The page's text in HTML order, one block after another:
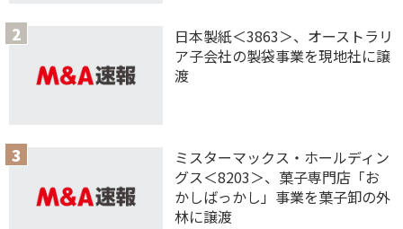
日本製紙＜3863＞、オーストラリ
ア子会社の製袋事業を現地社に譲
渡
ミスターマックス・ホールディン
グス＜8203＞、菓子専門店「お
かしばっかし」事業を菓子卸の外
林に譲渡